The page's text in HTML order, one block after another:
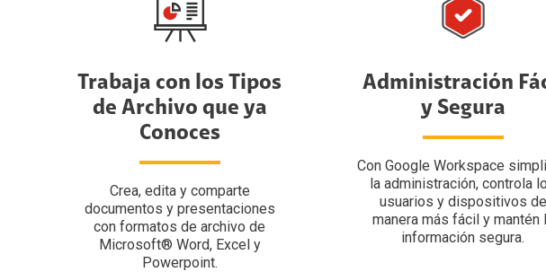
Trabaja con los Tipos
de Archivo que ya
Conoces
Crea, edita y comparte
documentos y presentaciones
con formatos de archivo de
Microsoft® Word, Excel y
Powerpoint.
Administración
y Segura
Con Google Workspace
la administración, controla
usuarios y dispositivos de
manera más fácil y mantén
información segura.